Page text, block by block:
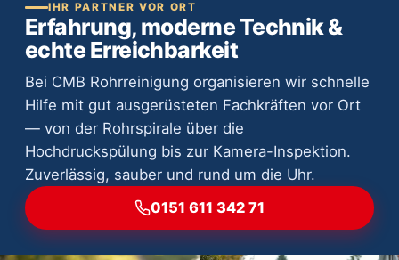
IHR PARTNER VOR ORT
Erfahrung, moderne Technik &
echte Erreichbarkeit
Bei CMB Rohrreinigung organisieren wir schnelle
Hilfe mit gut ausgerüsteten Fachkräften vor Ort
— von der Rohrspirale über die
Hochdruckspülung bis zur Kamera-Inspektion.
Zuverlässig, sauber und rund um die Uhr.
0151 611 342 71